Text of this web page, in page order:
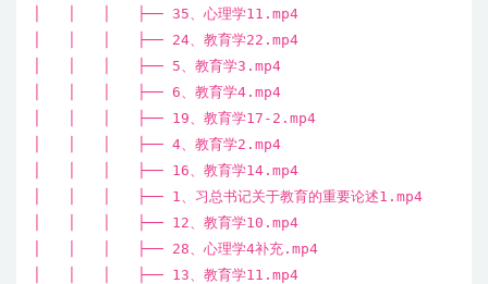
│ │ │ ├── 35、心理学11.mp4
│ │ │ ├── 24、教育学22.mp4
│ │ │ ├── 5、教育学3.mp4
│ │ │ ├── 6、教育学4.mp4
│ │ │ ├── 19、教育学17-2.mp4
│ │ │ ├── 4、教育学2.mp4
│ │ │ ├── 16、教育学14.mp4
│ │ │ ├── 1、习总书记关于教育的重要论述1.mp4
│ │ │ ├── 12、教育学10.mp4
│ │ │ ├── 28、心理学4补充.mp4
│ │ │ ├── 13、教育学11.mp4